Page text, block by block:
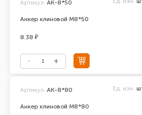
Анкер клиновой М8*50
Артикул: АК-8*50
8.38 ₽
Анкер клиновой М8*80
Артикул: АК-8*80 Ед. изм.